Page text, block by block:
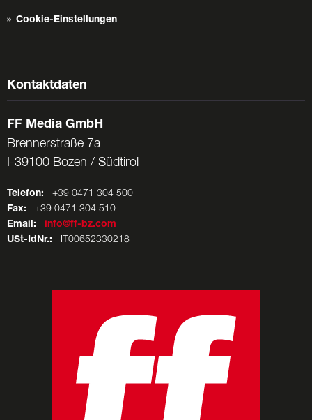
Cookie-Einstellungen
Kontaktdaten
FF Media GmbH
Brennerstraße 7a
I-39100 Bozen / Südtirol
Telefon: +39 0471 304 500
Fax: +39 0471 304 510
Email:
info@ff-bz.com
USt-IdNr.: IT00652330218